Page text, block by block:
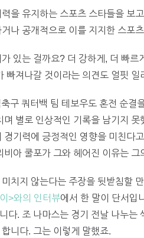
을 유지하는 스포츠 스타들을 보
나 공개적으로 이를 지지한 스포
있는 걸까요? 더 강하게, 더 빠
빠져나갈 것이라는 의견도 얼핏 일
구 쿼터백 팀 테보우도 혼전 순
며 별로 인상적인 기록을 남기지
경기력에 긍정적인 영향을 미친다
비아 쿨포가 그와 헤어진 이유는
치지 않는다는 주장을 뒷받침할
>와의 인터뷰에서 한 말이 단서입
다. 조 나마스는 경기 전날 나누는
니다. 그는 이렇게 말했죠.